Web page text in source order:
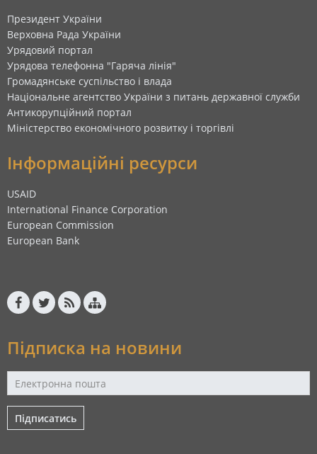
Президент України
Верховна Рада України
Урядовий портал
Урядова телефонна "Гаряча лінія"
Громадянське суспільство і влада
Національне агентство України з питань державної служби
Антикорупційний портал
Міністерство економічного розвитку і торгівлі
Інформаційні ресурси
USAID
International Finance Corporation
European Commission
European Bank
Підписка на новини
Підписатись